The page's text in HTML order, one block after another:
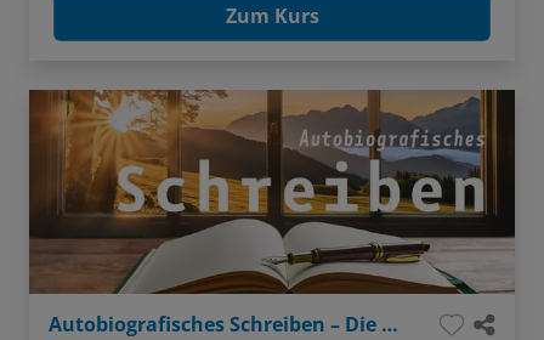
Zum Kurs
Autobiografisches Schreiben – Die Würze meines Lebens